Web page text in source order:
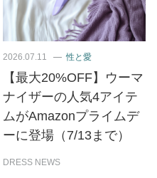
2026.07.11 性と愛
【最大20%OFF】ウーマ
ナイザーの人気4アイテ
ムがAmazonプライムデ
ーに登場（7/13まで）
DRESS NEWS